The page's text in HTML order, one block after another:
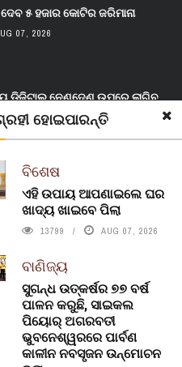
ହୋଇପାରନ୍ତି
ବିଶେଷ
ଏହି ଉପାୟ ଆପଣାଇଲେ ଘର
ଖାଦ୍ୟ ଖାଇବେ ପିଲା
13799 AUG 07, 2026
ବାଣିଜ୍ୟ
ସୁଗନ୍ଧ ଉତ୍କର୍ଷର ୭୭ ବର୍ଷ
ପାଳନ କରୁଛି, ସାଇକଲ
ପିୟୋର୍‌ ଅଗରବତୀ
ଭୁବନେଶ୍ୱରରେ ପାର୍ବଣ
କାଳୀନ ନବସୃଜନ ଉନ୍ମୋଚନ
୫ ହଜାର କୋଟିର ଜରିମାନା
07, 2026
ଡିଜିଟାଲ୍ ନେଣଦେଣ ଉପରେ ଲାଗିବ
AUG 07, 2026